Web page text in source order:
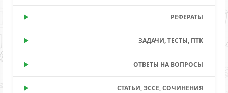
РЕФЕРАТЫ
ЗАДАЧИ, ТЕСТЫ, ПТК
ОТВЕТЫ НА ВОПРОСЫ
СТАТЬИ, ЭССЕ, СОЧИНЕНИЯ